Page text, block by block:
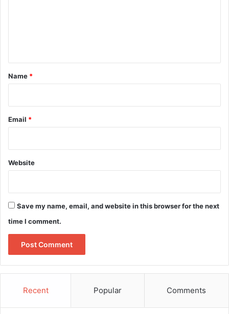
*
Name *
Email *
Website
Save my name, email, and website in this browser for the next
time I comment.
Recent Popular Comments